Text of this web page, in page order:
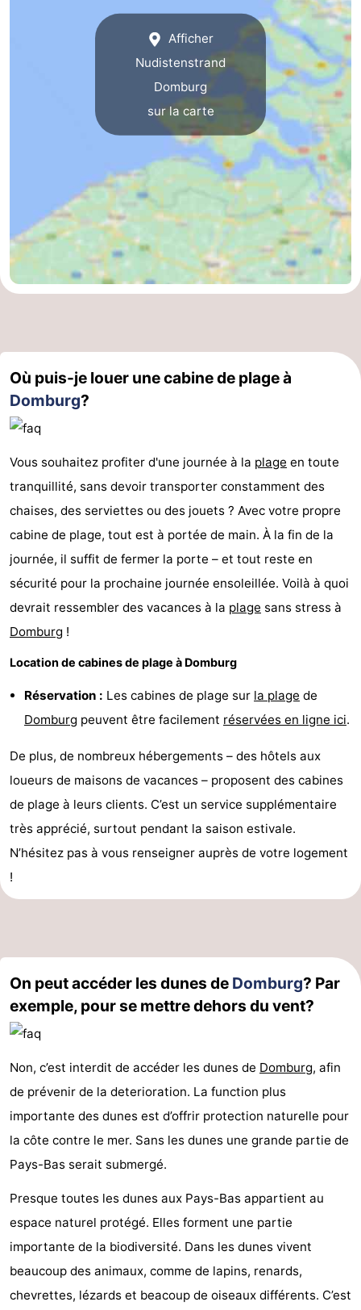
Afficher
Nudistenstrand
Domburg
sur la carte
Où puis-je louer une cabine de plage à
Domburg?
Vous souhaitez profiter d'une journée à la plage en toute
tranquillité, sans devoir transporter constamment des
chaises, des serviettes ou des jouets ? Avec votre propre
cabine de plage, tout est à portée de main. À la fin de la
journée, il suffit de fermer la porte – et tout reste en
sécurité pour la prochaine journée ensoleillée. Voilà à quoi
devrait ressembler des vacances à la plage sans stress à
Domburg !
Location de cabines de plage à Domburg
Réservation : Les cabines de plage sur la plage de
Domburg peuvent être facilement réservées en ligne ici.
De plus, de nombreux hébergements – des hôtels aux
loueurs de maisons de vacances – proposent des cabines
de plage à leurs clients. C’est un service supplémentaire
très apprécié, surtout pendant la saison estivale.
N’hésitez pas à vous renseigner auprès de votre logement
!
On peut accéder les dunes de Domburg? Par
exemple, pour se mettre dehors du vent?
Non, c’est interdit de accéder les dunes de Domburg, afin
de prévenir de la deterioration. La function plus
importante des dunes est d’offrir protection naturelle pour
la côte contre le mer. Sans les dunes une grande partie de
Pays-Bas serait submergé.
Presque toutes les dunes aux Pays-Bas appartient au
espace naturel protégé. Elles forment une partie
importante de la biodiversité. Dans les dunes vivent
beaucoup des animaux, comme de lapins, renards,
chevrettes, lézards et beacoup de oiseaux différents. C’est